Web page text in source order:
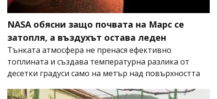
NASA обясни защо почвата на Марс се
затопля, а въздухът остава леден
Тънката атмосфера не пренася ефективно
топлината и създава температурна разлика от
десетки градуси само на метър над повърхността